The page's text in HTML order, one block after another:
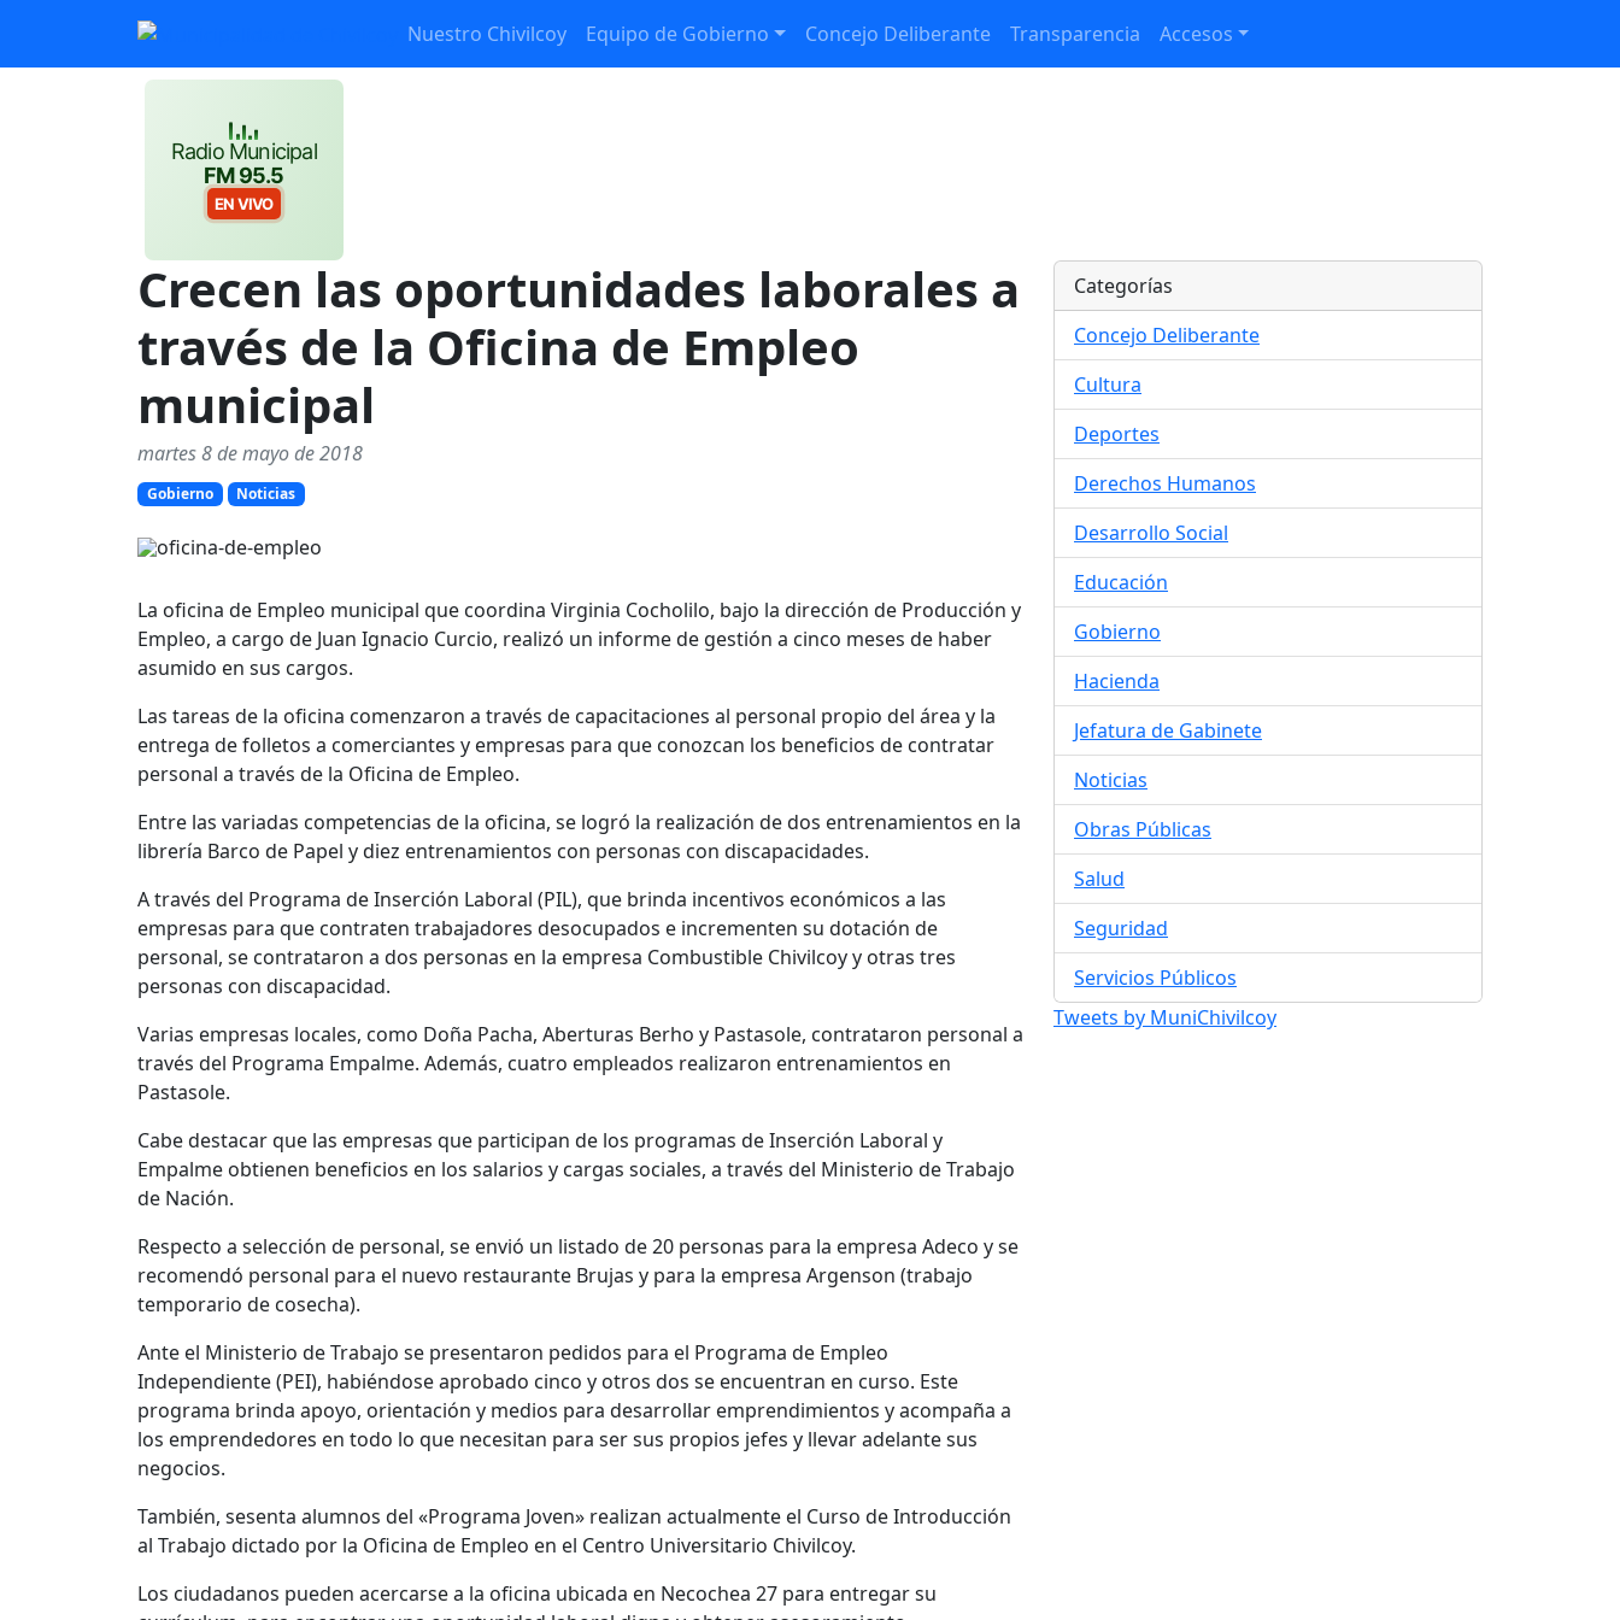
Nuestro Chivilcoy Equipo de Gobierno Concejo Deliberante Transparencia Accesos
Radio Municipal
FM 95.5
EN VIVO
Crecen las oportunidades laborales a
través de la Oficina de Empleo
municipal
martes 8 de mayo de 2018
Gobierno Noticias
La oficina de Empleo municipal que coordina Virginia Cocholilo, bajo la dirección de Producción y
Empleo, a cargo de Juan Ignacio Curcio, realizó un informe de gestión a cinco meses de haber
asumido en sus cargos.
Las tareas de la oficina comenzaron a través de capacitaciones al personal propio del área y la
entrega de folletos a comerciantes y empresas para que conozcan los beneficios de contratar
personal a través de la Oficina de Empleo.
Entre las variadas competencias de la oficina, se logró la realización de dos entrenamientos en la
librería Barco de Papel y diez entrenamientos con personas con discapacidades.
A través del Programa de Inserción Laboral (PIL), que brinda incentivos económicos a las
empresas para que contraten trabajadores desocupados e incrementen su dotación de
personal, se contrataron a dos personas en la empresa Combustible Chivilcoy y otras tres
personas con discapacidad.
Varias empresas locales, como Doña Pacha, Aberturas Berho y Pastasole, contrataron personal a
través del Programa Empalme. Además, cuatro empleados realizaron entrenamientos en
Pastasole.
Cabe destacar que las empresas que participan de los programas de Inserción Laboral y
Empalme obtienen beneficios en los salarios y cargas sociales, a través del Ministerio de Trabajo
de Nación.
Respecto a selección de personal, se envió un listado de 20 personas para la empresa Adeco y se
recomendó personal para el nuevo restaurante Brujas y para la empresa Argenson (trabajo
temporario de cosecha).
Ante el Ministerio de Trabajo se presentaron pedidos para el Programa de Empleo
Independiente (PEI), habiéndose aprobado cinco y otros dos se encuentran en curso. Este
programa brinda apoyo, orientación y medios para desarrollar emprendimientos y acompaña a
los emprendedores en todo lo que necesitan para ser sus propios jefes y llevar adelante sus
negocios.
También, sesenta alumnos del «Programa Joven» realizan actualmente el Curso de Introducción
al Trabajo dictado por la Oficina de Empleo en el Centro Universitario Chivilcoy.
Los ciudadanos pueden acercarse a la oficina ubicada en Necochea 27 para entregar su
Categorías
Concejo Deliberante
Cultura
Deportes
Derechos Humanos
Desarrollo Social
Educación
Gobierno
Hacienda
Jefatura de Gabinete
Noticias
Obras Públicas
Salud
Seguridad
Servicios Públicos
Tweets by MuniChivilcoy